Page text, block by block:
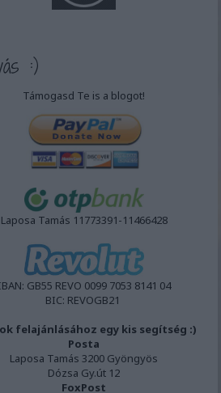
:)
Támogasd Te is a blogot!
Laposa Tamás 11773391-11466428
GB55 REVO 0099 7053 8141 04
BIC: REVOGB21
felajánlásához egy kis segítség :)
Posta
Laposa Tamás 3200 Gyöngyös
Dózsa Gy.út 12
FoxPost